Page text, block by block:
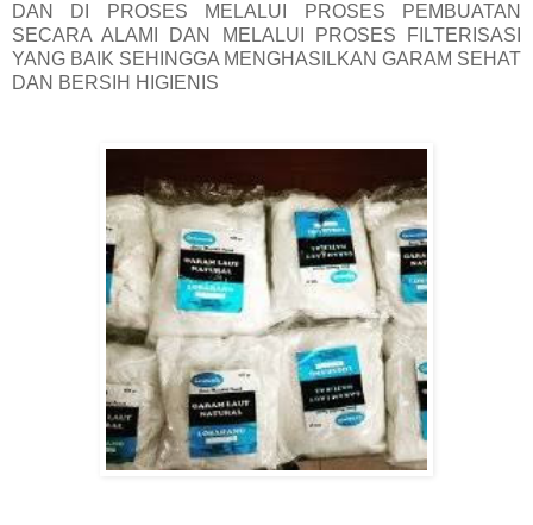
DAN DI PROSES MELALUI PROSES PEMBUATAN
SECARA ALAMI DAN MELALUI PROSES FILTERISASI
YANG BAIK SEHINGGA MENGHASILKAN GARAM SEHAT
DAN BERSIH HIGIENIS